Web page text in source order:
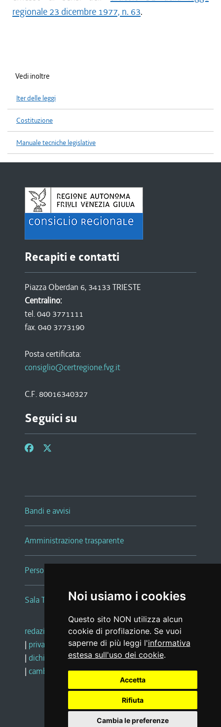
Noi usiamo i cookies
Questo sito NON utilizza alcun
cookie di profilazione. Se vuoi
saperne di più leggi l'informativa
estesa sull'uso dei cookie.
Accetta
Rifiuta
Cambia le preferenze
regionale 23 dicembre 1977, n. 63.
Vedi inoltre
Iter delle leggi
Costituzione
Manuale tecniche legislative
Recapiti e contatti
Piazza Oberdan 6, 34133 TRIESTE
Centralino:
tel. 040 3771111
fax. 040 3773190
Posta certificata:
consiglio@certregione.fvg.it
C.F. 80016340327
Seguici su
Bandi e avvisi
Amministrazione trasparente
Persone e Uffici
Sala Tiziano Tessitori
redazione web |note legali |glossario
| privacy
social media policy
| dichiarazione di accessibilità |feedback
| cambio preferenze cookie
Realizzato da